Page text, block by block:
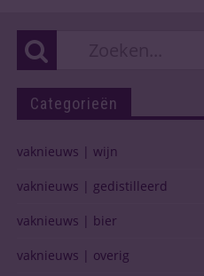
Categorieën
vaknieuws | wijn
vaknieuws | gedistilleerd
vaknieuws | bier
vaknieuws | overig